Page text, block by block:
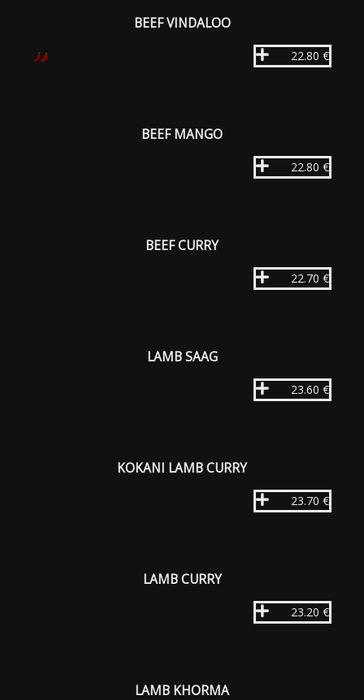
BEEF VINDALOO
22.80 €
BEEF MANGO
22.80 €
BEEF CURRY
22.70 €
LAMB SAAG
23.60 €
KOKANI LAMB CURRY
23.70 €
LAMB CURRY
23.20 €
LAMB KHORMA